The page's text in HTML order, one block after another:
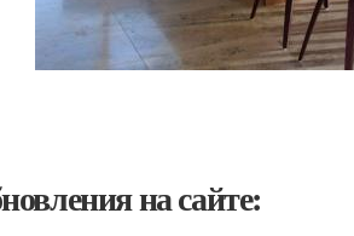
на сайте: